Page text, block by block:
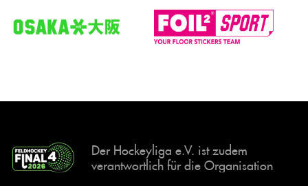
Der Hockeyliga e.V. ist zudem
verantwortlich für die Organisation